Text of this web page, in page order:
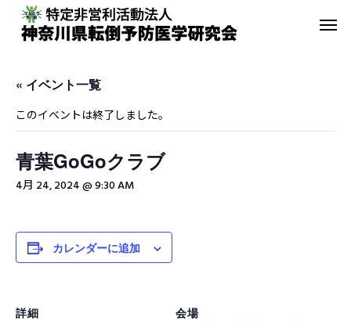
転倒予防教室
« イベント一覧
このイベントは終了しました。
青葉GoGoクラブ
4月 24, 2024 @ 9:30 AM
カレンダーに追加
詳細
会場